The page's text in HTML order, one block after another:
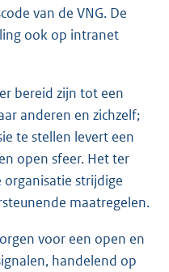
van de VNG. De
ook op intranet
bereid zijn tot een
anderen en zichzelf;
te stellen levert een
open sfeer. Het ter
organisatie strijdige
maatregelen.
voor een open en
handelend op